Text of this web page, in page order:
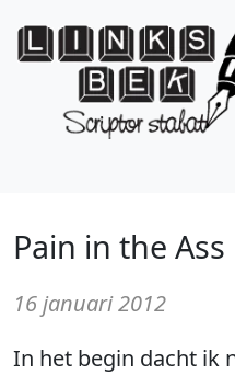
Pain in the Ass
16 januari 2012
In het begin dacht ik